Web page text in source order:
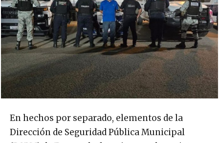
En hechos por separado, elementos de la
Dirección de Seguridad Pública Municipal